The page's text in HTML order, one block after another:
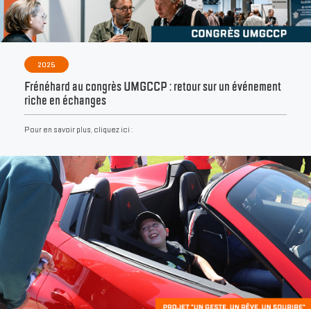
2025
Frénéhard au congrès UMGCCP : retour sur un événement
riche en échanges
Pour en savoir plus, cliquez ici :